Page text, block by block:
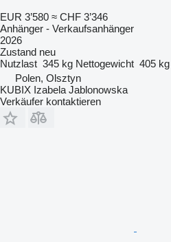
EUR 3’580 ≈ CHF 3’346
Anhänger - Verkaufsanhänger
2026
Zustand neu
Nutzlast 345 kg Nettogewicht 405 kg
Polen, Olsztyn
KUBIX Izabela Jablonowska
Verkäufer kontaktieren